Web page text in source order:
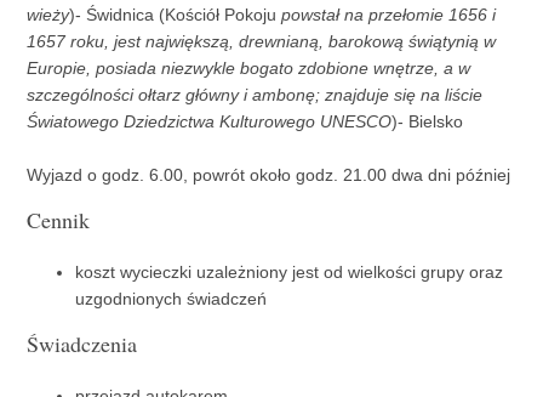
wieży)- Świdnica (Kościół Pokojupowstał na przełomie 1656 i
1657 roku, jest największą, drewnianą, barokową świątynią w
Europie, posiada niezwykle bogato zdobione wnętrze, a w
szczególności ołtarz główny i ambonę; znajduje się na liście
Światowego Dziedzictwa Kulturowego UNESCO)- Bielsko
Wyjazd o godz. 6.00, powrót około godz. 21.00 dwa dni później
Cennik
koszt wycieczki uzależniony jest od wielkości grupy oraz
uzgodnionych świadczeń
Świadczenia